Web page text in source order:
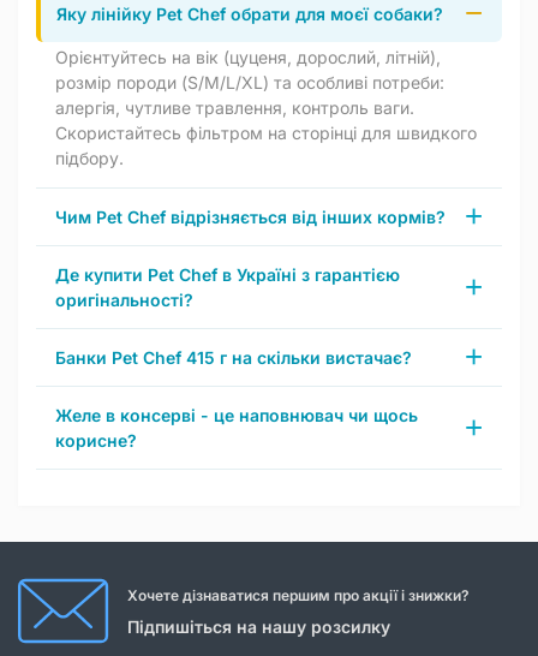
Яку лінійку Pet Chef обрати для моєї собаки?
Орієнтуйтесь на вік (цуценя, дорослий, літній),
розмір породи (S/M/L/XL) та особливі потреби:
алергія, чутливе травлення, контроль ваги.
Скористайтесь фільтром на сторінці для швидкого
підбору.
Чим Pet Chef відрізняється від інших кормів?
Де купити Pet Chef в Україні з гарантією
оригінальності?
Банки Pet Chef 415 г на скільки вистачає?
Желе в консерві - це наповнювач чи щось
корисне?
Хочете дізнаватися першим про акції і знижки?
Підпишіться на нашу розсилку